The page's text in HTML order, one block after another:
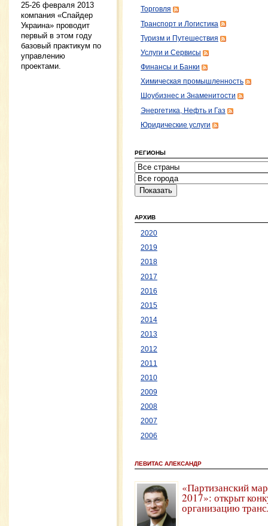
25-26 февраля 2013
компания «Спайдер
Украина» проводит
первый в этом году
базовый практикум по
управлению
проектами.
Торговля
Транспорт и Логистика
Туризм и Путешествия
Услуги и Сервисы
Финансы и Банки
Химическая промышленность
Шоубизнес и Знаменитости
Энергетика, Нефть и Газ
Юридические услуги
РЕГИОНЫ
АРХИВ
2020
2019
2018
2017
2016
2015
2014
2013
2012
2011
2010
2009
2008
2007
2006
ЛЕВИТАС АЛЕКСАНДР
«Партизанский
2017»: открыт
организацию